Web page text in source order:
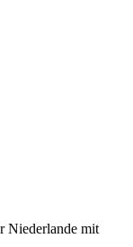
Niederlande mit